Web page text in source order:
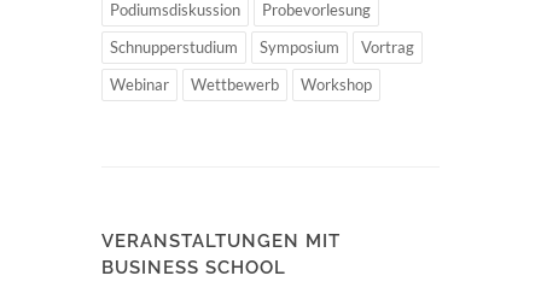
Podiumsdiskussion
Probevorlesung
Schnupperstudium
Symposium
Vortrag
Webinar
Wettbewerb Workshop
VERANSTALTUNGEN MIT
BUSINESS SCHOOL